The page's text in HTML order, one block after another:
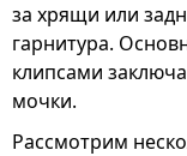
за хрящи или
гарнитура.
клипсами
мочки.
Рассмотрим